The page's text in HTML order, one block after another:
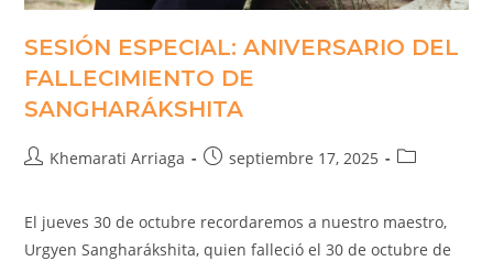
SESIÓN ESPECIAL: ANIVERSARIO DEL
FALLECIMIENTO DE
SANGHARÁKSHITA
Khemarati Arriaga septiembre 17, 2025
El jueves 30 de octubre recordaremos a nuestro maestro,
Urgyen Sangharákshita, quien falleció el 30 de octubre de